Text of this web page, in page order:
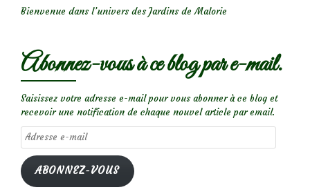
Bienvenue dans l’univers des Jardins de Malorie
Abonnez-vous à ce blog par e-mail.
Saisissez votre adresse e-mail pour vous abonner à ce blog et
recevoir une notification de chaque nouvel article par email.
Adresse
e-
mail
ABONNEZ-VOUS